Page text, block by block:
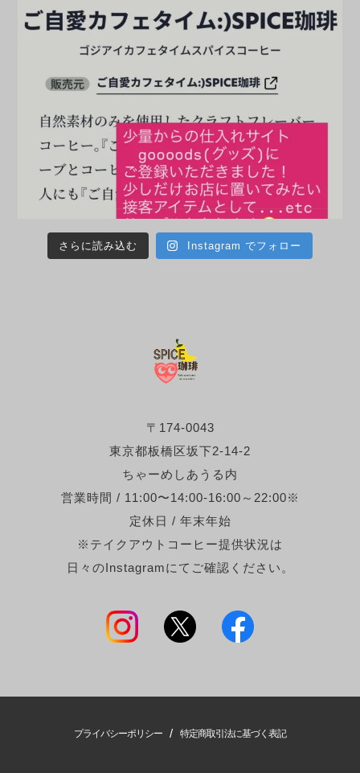
〒174-0043
東京都板橋区坂下2-14-2
ちゃーめしあうる内
営業時間 / 11:00〜14:00-16:00～22:00※
定休日 / 年末年始
※テイクアウトコーヒー提供状況は
日々のInstagramにてご確認ください。
さらに読み込む Instagram でフォロー
プライバシーポリシー / 特定商取引法に基づく表記